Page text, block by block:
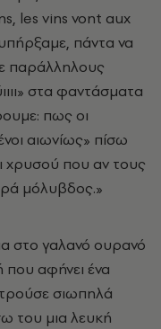
les vins vont aux
πάντα να
παράλληλους
στα φαντάσματα
πως οι
αιωνίως» πίσω
χρυσού που αν τους
μόλυβδος.»
στο γαλανό ουρανό
που αφήνει ένα
σιωπηλά
του μια λευκή